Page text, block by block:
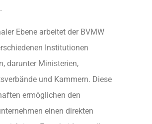
Ebene arbeitet der BVMW
Institutionen
darunter Ministerien,
und Kammern. Diese
ermöglichen den
einen direkten